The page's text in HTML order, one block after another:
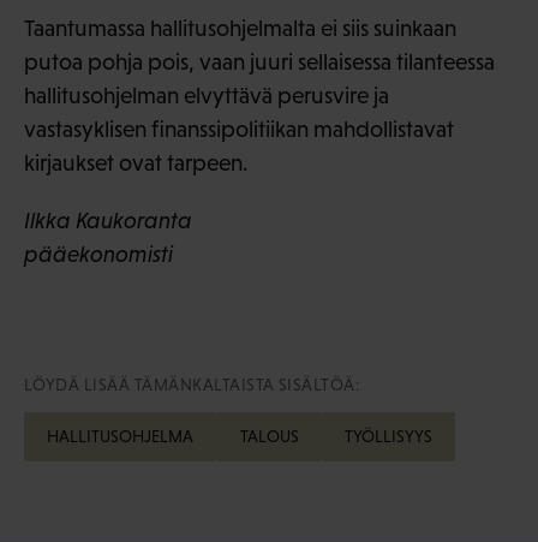
Taantumassa hallitusohjelmalta ei siis suinkaan
putoa pohja pois, vaan juuri sellaisessa tilanteessa
hallitusohjelman elvyttävä perusvire ja
vastasyklisen finanssipolitiikan mahdollistavat
kirjaukset ovat tarpeen.
Ilkka Kaukoranta
pääekonomisti
LÖYDÄ LISÄÄ TÄMÄNKALTAISTA SISÄLTÖÄ:
HALLITUSOHJELMA TALOUS TYÖLLISYYS